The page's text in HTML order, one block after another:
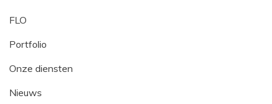
FLO
Portfolio
Onze diensten
Nieuws